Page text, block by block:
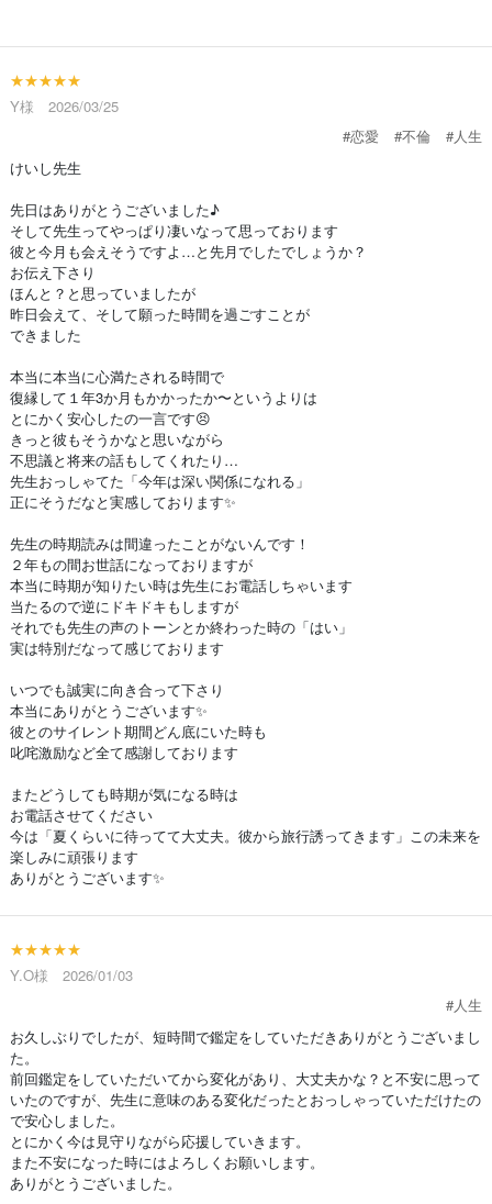
★★★★★
Y様 2026/03/25
#恋愛
#不倫
#人生
けいし先生
先日はありがとうございました♪
そして先生ってやっぱり凄いなって思っております
彼と今月も会えそうですよ…と先月でしたでしょうか？
お伝え下さり
ほんと？と思っていましたが
昨日会えて、そして願った時間を過ごすことが
できました
本当に本当に心満たされる時間で
復縁して１年3か月もかかったか〜というよりは
とにかく安心したの一言です😣
きっと彼もそうかなと思いながら
不思議と将来の話もしてくれたり…
先生おっしゃてた「今年は深い関係になれる」
正にそうだなと実感しております✨
先生の時期読みは間違ったことがないんです！
２年もの間お世話になっておりますが
本当に時期が知りたい時は先生にお電話しちゃいます
当たるので逆にドキドキもしますが
それでも先生の声のトーンとか終わった時の「はい」
実は特別だなって感じております
いつでも誠実に向き合って下さり
本当にありがとうございます✨
彼とのサイレント期間どん底にいた時も
叱咤激励など全て感謝しております
またどうしても時期が気になる時は
お電話させてください
今は「夏くらいに待ってて大丈夫。彼から旅行誘ってきます」この未来を
楽しみに頑張ります
ありがとうございます✨
★★★★★
Y.O様 2026/01/03
#人生
お久しぶりでしたが、短時間で鑑定をしていただきありがとうございまし
た。
前回鑑定をしていただいてから変化があり、大丈夫かな？と不安に思って
いたのですが、先生に意味のある変化だったとおっしゃっていただけたの
で安心しました。
とにかく今は見守りながら応援していきます。
また不安になった時にはよろしくお願いします。
ありがとうございました。